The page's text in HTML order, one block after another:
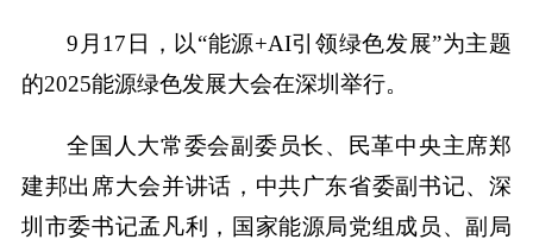
9月17日，以“能源+AI引领绿色发展”为主题
的2025能源绿色发展大会在深圳举行。
全国人大常委会副委员长、民革中央主席郑
建邦出席大会并讲话，中共广东省委副书记、深
圳市委书记孟凡利，国家能源局党组成员、副局